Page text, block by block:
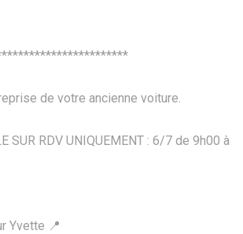
de votre ancienne voiture.
SUR RDV UNIQUEMENT : 6/7 de 9h00 à
Yvette 📍